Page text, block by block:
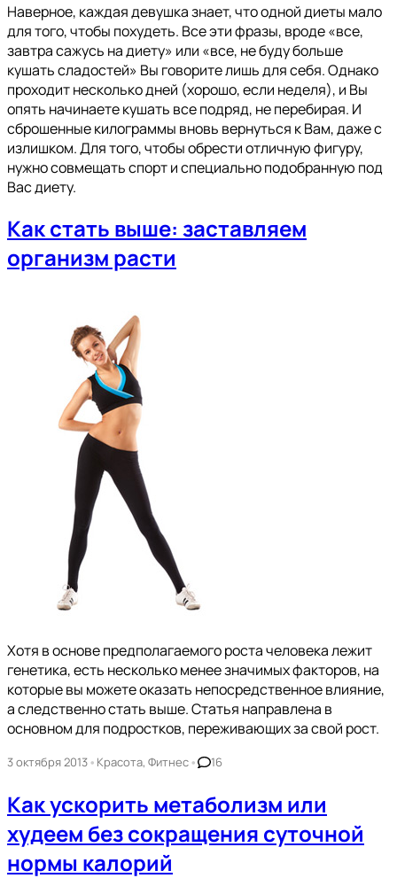
Наверное, каждая девушка знает, что одной диеты мало
для того, чтобы похудеть. Все эти фразы, вроде «все,
завтра сажусь на диету» или «все, не буду больше
кушать сладостей» Вы говорите лишь для себя. Однако
проходит несколько дней (хорошо, если неделя), и Вы
опять начинаете кушать все подряд, не перебирая. И
сброшенные килограммы вновь вернуться к Вам, даже с
излишком. Для того, чтобы обрести отличную фигуру,
нужно совмещать спорт и специально подобранную под
Вас диету.
Как стать выше: заставляем
организм расти
Хотя в основе предполагаемого роста человека лежит
генетика, есть несколько менее значимых факторов, на
которые вы можете оказать непосредственное влияние,
а следственно стать выше. Статья направлена в
основном для подростков, переживающих за свой рост.
3 октября 2013• Красота, Фитнес• 16
Как ускорить метаболизм или
худеем без сокращения суточной
нормы калорий